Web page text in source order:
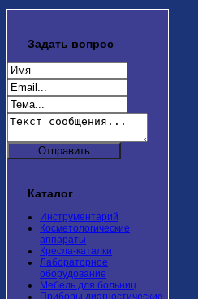
Задать вопрос
Каталог
Инструментарий
Косметологические
аппараты
Кресла-каталки
Лабораторное
оборудование
Мебель для больниц
Приборы диагностические